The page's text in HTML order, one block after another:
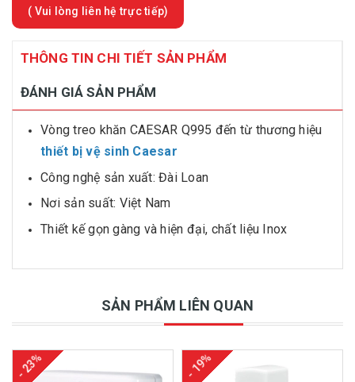
( Vui lòng liên hệ trực tiếp)
THÔNG TIN CHI TIẾT SẢN PHẨM
ĐÁNH GIÁ SẢN PHẨM
Vòng treo khăn CAESAR Q995 đến từ thương hiệu
thiết bị vệ sinh Caesar
Công nghệ sản xuất: Đài Loan
Nơi sản suất: Việt Nam
Thiết kế gọn gàng và hiện đại, chất liệu Inox
SẢN PHẨM LIÊN QUAN
- 23% - 19%